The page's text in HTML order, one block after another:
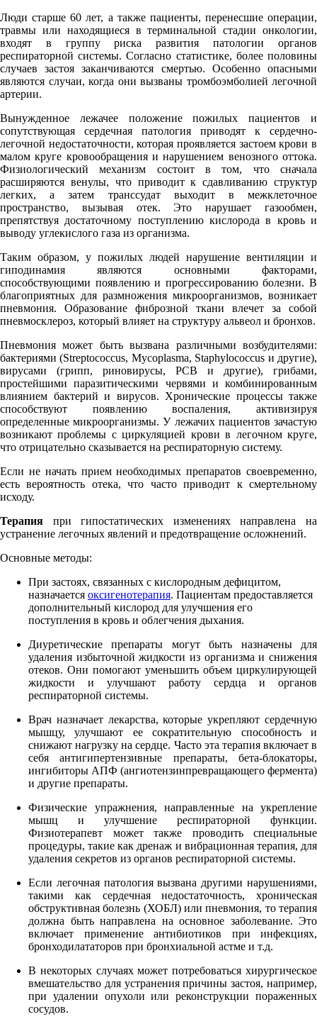
Люди старше 60 лет, а также пациенты, перенесшие операции,
травмы или находящиеся в терминальной стадии онкологии,
входят в группу риска развития патологии органов
респираторной системы. Согласно статистике, более половины
случаев застоя заканчиваются смертью. Особенно опасными
являются случаи, когда они вызваны тромбоэмболией легочной
артерии.
Вынужденное лежачее положение пожилых пациентов и
сопутствующая сердечная патология приводят к сердечно-
легочной недостаточности, которая проявляется застоем крови в
малом круге кровообращения и нарушением венозного оттока.
Физиологический механизм состоит в том, что сначала
расширяются венулы, что приводит к сдавливанию структур
легких, а затем транссудат выходит в межклеточное
пространство, вызывая отек. Это нарушает газообмен,
препятствуя достаточному поступлению кислорода в кровь и
выводу углекислого газа из организма.
Таким образом, у пожилых людей нарушение вентиляции и
гиподинамия являются основными факторами,
способствующими появлению и прогрессированию болезни. В
благоприятных для размножения микроорганизмов, возникает
пневмония. Образование фиброзной ткани влечет за собой
пневмосклероз, который влияет на структуру альвеол и бронхов.
Пневмония может быть вызвана различными возбудителями:
бактериями (Streptococcus, Mycoplasma, Staphylococcus и другие),
вирусами (грипп, риновирусы, РСВ и другие), грибами,
простейшими паразитическими червями и комбинированным
влиянием бактерий и вирусов. Хронические процессы также
способствуют появлению воспаления, активизируя
определенные микроорганизмы. У лежачих пациентов зачастую
возникают проблемы с циркуляцией крови в легочном круге,
что отрицательно сказывается на респираторную систему.
Если не начать прием необходимых препаратов своевременно,
есть вероятность отека, что часто приводит к смертельному
исходу.
Терапия при гипостатических изменениях направлена на
устранение легочных явлений и предотвращение осложнений.
Основные методы:
При застоях, связанных с кислородным дефицитом,
назначается оксигенотерапия. Пациентам предоставляется
дополнительный кислород для улучшения его
поступления в кровь и облегчения дыхания.
Диуретические препараты могут быть назначены для
удаления избыточной жидкости из организма и снижения
отеков. Они помогают уменьшить объем циркулирующей
жидкости и улучшают работу сердца и органов
респираторной системы.
Врач назначает лекарства, которые укрепляют сердечную
мышцу, улучшают ее сократительную способность и
снижают нагрузку на сердце. Часто эта терапия включает в
себя антигипертензивные препараты, бета-блокаторы,
ингибиторы АПФ (ангиотензинпревращающего фермента)
и другие препараты.
Физические упражнения, направленные на укрепление
мышц и улучшение респираторной функции.
Физиотерапевт может также проводить специальные
процедуры, такие как дренаж и вибрационная терапия, для
удаления секретов из органов респираторной системы.
Если легочная патология вызвана другими нарушениями,
такими как сердечная недостаточность, хроническая
обструктивная болезнь (ХОБЛ) или пневмония, то терапия
должна быть направлена на основное заболевание. Это
включает применение антибиотиков при инфекциях,
бронходилататоров при бронхиальной астме и т.д.
В некоторых случаях может потребоваться хирургическое
вмешательство для устранения причины застоя, например,
при удалении опухоли или реконструкции пораженных
сосудов.